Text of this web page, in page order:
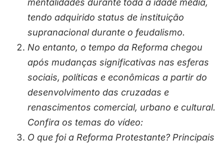
mentalidades durante toda a idade média,
tendo adquirido status de instituição
supranacional durante o feudalismo.
No entanto, o tempo da Reforma chegou
após mudanças significativas nas esferas
sociais, políticas e econômicas a partir do
desenvolvimento das cruzadas e
renascimentos comercial, urbano e cultural.
Confira os temas do vídeo:
O que foi a Reforma Protestante? Principais